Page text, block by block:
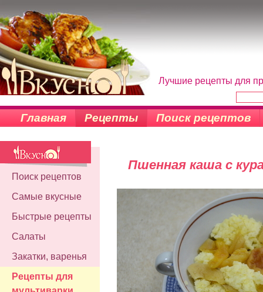
Лучшие рецепты для
Главная Рецепты Поиск рецептов
Поиск рецептов
Самые вкусные
Быстрые рецепты
Салаты
Закатки, варенья
Рецепты для
Пшенная каша с